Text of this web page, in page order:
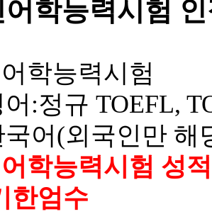
어학능력시험
학능력시험
:정규 TOEFL,
어 (외국인만 해
학능력시험 성
한엄수